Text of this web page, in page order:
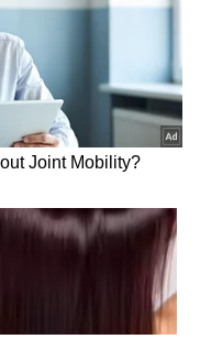
ಕರ್ನಾಟಕದ ಸುತ್ತ